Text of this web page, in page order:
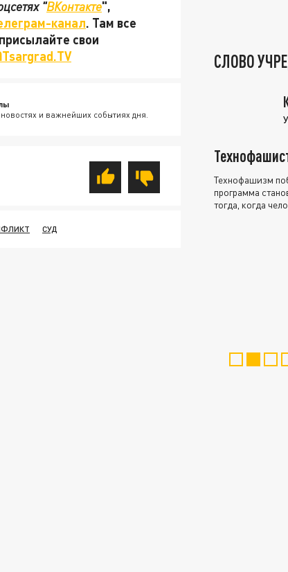
"ВКонтакте",
канал. Там все
свои
и важнейших событиях дня.
СУД
СЛОВО
Технофашизм
программа
тогда, когда